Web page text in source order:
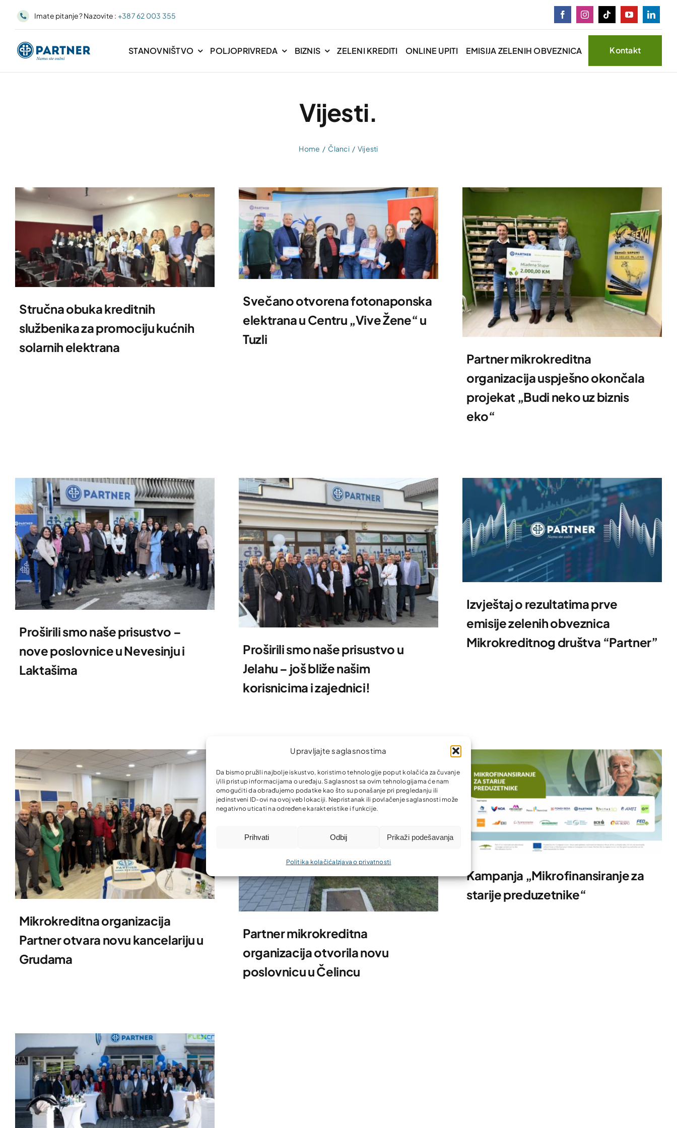
Upravljajte saglasnostima
Da bismo pružili najbolje iskustvo, koristimo tehnologije poput kolačića za čuvanje
i/ili pristup informacijama o uređaju. Saglasnost sa ovim tehnologijama će nam
omogućiti da obrađujemo podatke kao što su ponašanje pri pregledanju ili
jedinstveni ID-ovi na ovoj veb lokaciji. Nepristanak ili povlačenje saglasnosti može
negativno uticati na određene karakteristike i funkcije.
Prihvati Odbij Prikaži podešavanja
Politika kolačića Izjava o privatnosti
Imate pitanje? Nazovite : +387 62 003 355
STANOVNIŠTVO POLJOPRIVREDA BIZNIS ZELENI KREDITI ONLINE UPITI EMISIJA ZELENIH OBVEZNICA Kontakt
Vijesti.
Home Članci Vijesti
Stručna obuka kreditnih
službenika za promociju kućnih
solarnih elektrana
Svečano otvorena fotonaponska
elektrana u Centru „Vive Žene“ u
Tuzli
Partner mikrokreditna
organizacija uspješno okončala
projekat „Budi neko uz biznis
eko“
Proširili smo naše prisustvo –
nove poslovnice u Nevesinju i
Laktašima
Proširili smo naše prisustvo u
Jelahu – još bliže našim
korisnicima i zajednici!
Izvještaj o rezultatima prve
emisije zelenih obveznica
Mikrokreditnog društva “Partner”
Mikrokreditna organizacija
Partner otvara novu kancelariju u
Grudama
Partner mikrokreditna
organizacija otvorila novu
poslovnicu u Čelincu
Kampanja „Mikrofinansiranje za
starije preduzetnike“